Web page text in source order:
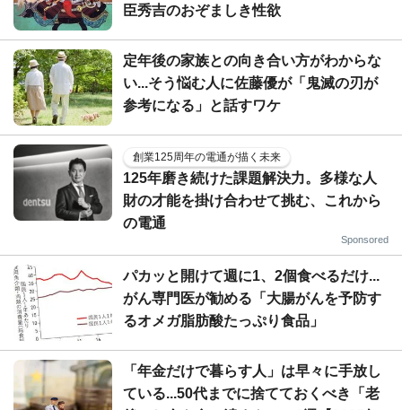
臣秀吉のおぞましき性欲
定年後の家族との向き合い方がわからな
い...そう悩む人に佐藤優が「鬼滅の刃が
参考になる」と話すワケ
創業125周年の電通が描く未来
125年磨き続けた課題解決力。多様な人
財の才能を掛け合わせて挑む、これから
の電通
Sponsored
パカッと開けて週に1、2個食べるだけ...
がん専門医が勧める「大腸がんを予防す
るオメガ脂肪酸たっぷり食品」
「年金だけで暮らす人」は早々に手放し
ている...50代までに捨てておくべき「老